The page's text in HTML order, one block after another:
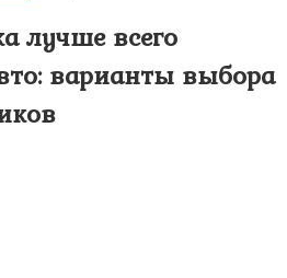
лучше всего
варианты выбора